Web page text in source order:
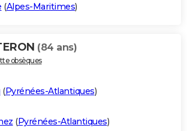
(Alpes-Maritimes)
(84 ans)
obsèques
(Pyrénées-Atlantiques)
(Pyrénées-Atlantiques)